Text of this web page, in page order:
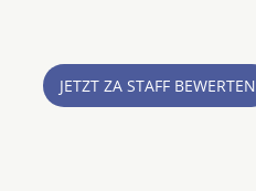
JETZT ZA STAFF BEWERTEN